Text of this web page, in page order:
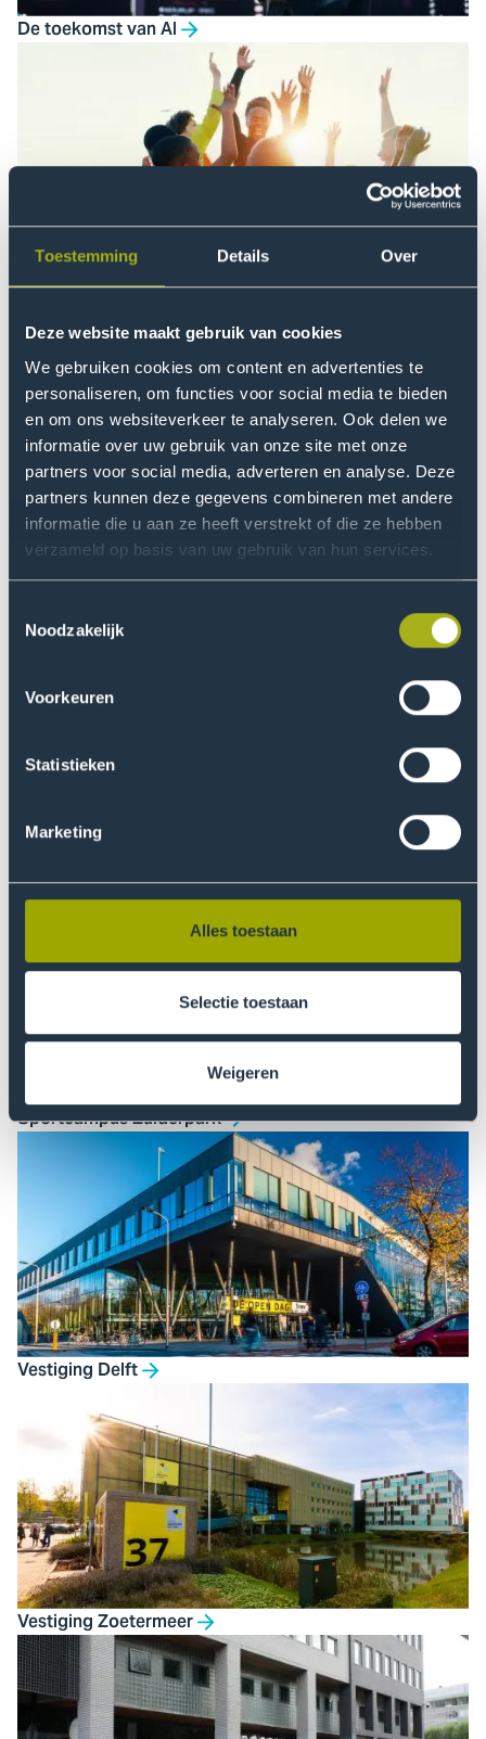
Toestemming Details Over
Deze website maakt gebruik van cookies
We gebruiken cookies om content en advertenties te
personaliseren, om functies voor social media te bieden
en om ons websiteverkeer te analyseren. Ook delen we
informatie over uw gebruik van onze site met onze
partners voor social media, adverteren en analyse. Deze
partners kunnen deze gegevens combineren met andere
informatie die u aan ze heeft verstrekt of die ze hebben
verzameld op basis van uw gebruik van hun services.
Noodzakelijk
Voorkeuren
Statistieken
Marketing
Alles toestaan
Selectie toestaan
Weigeren
De toekomst van AI
Rechtvaardig samenleven
Transitie naar een duurzame toekomst
Sportcampus Zuiderpark
Vestiging Delft
Vestiging Zoetermeer